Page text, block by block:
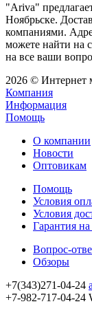
"Ariva"
Ноябрьске.
компаниями.
можете найти на
на все ваши
2026 © Интернет
Компания
Информация
Помощь
О компании
Новости
Оптовикам
Помощь
Условия
Условия
Гарантия на
Вопрос-
Обзоры
+7(343)271-04-24
+7-982-717-04-24